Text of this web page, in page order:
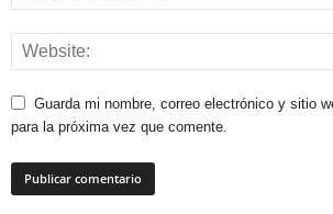
Guarda mi nombre, correo electrónico y sitio
para la próxima vez que comente.